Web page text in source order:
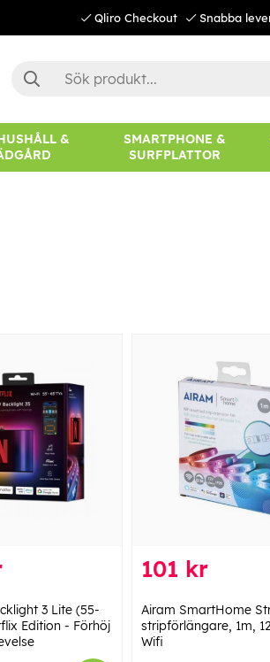
Qliro Checkout Snabba
&
SMARTPHONE &
SURFPLATTOR
3 Lite (55-
Edition - Förhöj
101 kr
Airam SmartHome
stripförlängare, 1m, 12
Wifi